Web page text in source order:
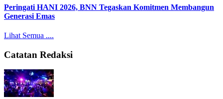
Peringati HANI 2026, BNN Tegaskan Komitmen Membangun
Generasi Emas
Lihat Semua ....
Catatan Redaksi